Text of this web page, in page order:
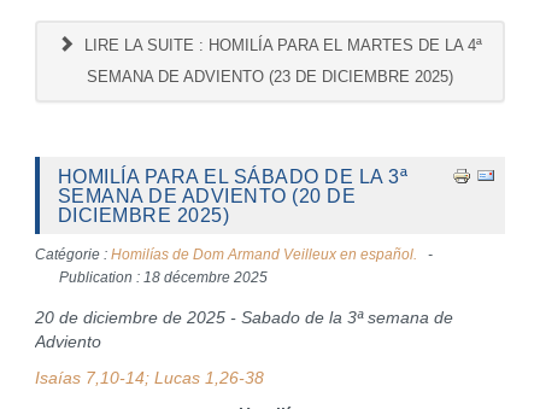
LIRE LA SUITE : HOMILÍA PARA EL MARTES DE LA 4ª
SEMANA DE ADVIENTO (23 DE DICIEMBRE 2025)
HOMILÍA PARA EL SÁBADO DE LA 3ª
SEMANA DE ADVIENTO (20 DE
DICIEMBRE 2025)
Catégorie : Homilías de Dom Armand Veilleux en español.
Publication : 18 décembre 2025
20 de diciembre de 2025 - Sabado de la 3ª semana de
Adviento
Isaías 7,10-14; Lucas 1,26-38